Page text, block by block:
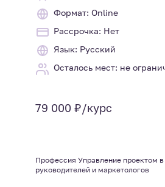
Формат: Online
Рассрочка: Нет
Язык: Русский
Осталось мест: не
79 000 ₽/курс
Профессия Управление проектом
руководителей и маркетологов